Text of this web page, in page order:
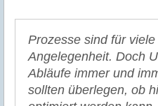
Prozesse sind für
Angelegenheit. Doch
Abläufe immer und
sollten überlegen, ob